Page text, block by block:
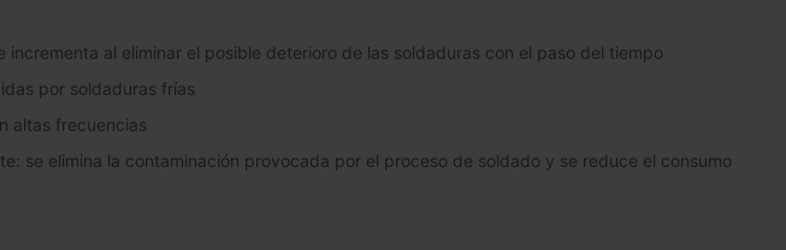
al eliminar el posible deterioro de las soldaduras con el paso del tiempo
por soldaduras frías
altas frecuencias
se elimina la contaminación provocada por el proceso de soldado y se reduce el consumo